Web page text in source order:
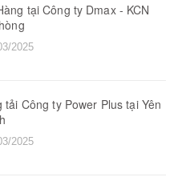
tại Công ty Dmax - KCN
2025
tải Công ty Power Plus tại Yên
2025